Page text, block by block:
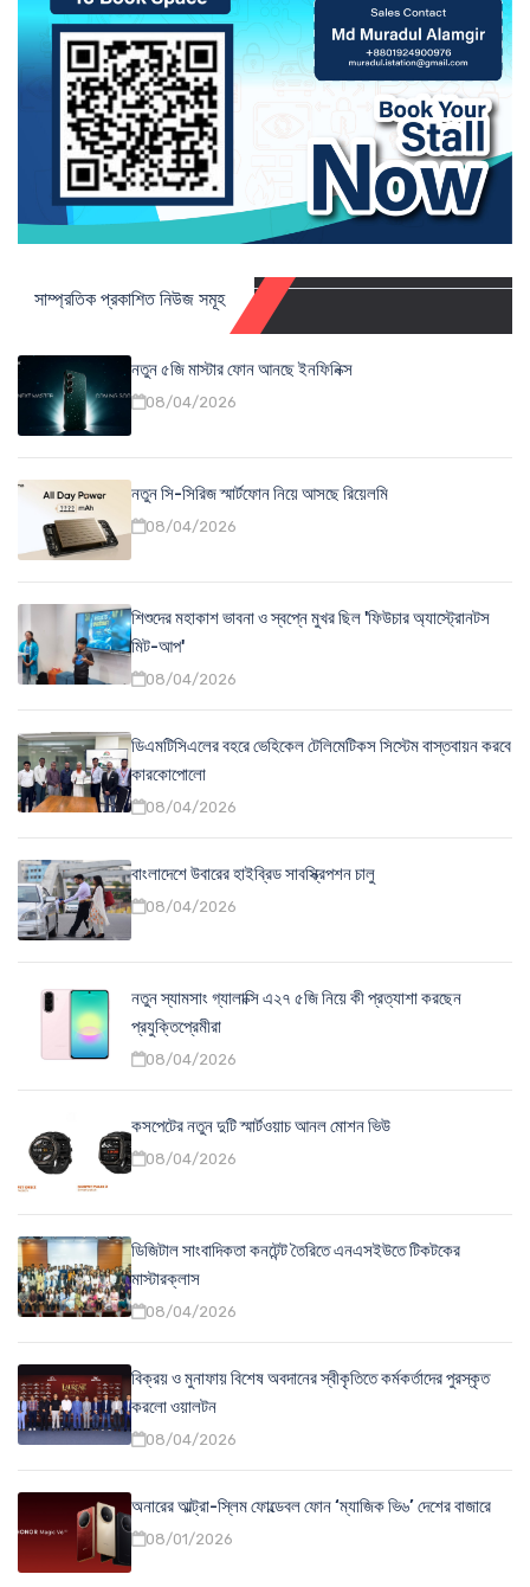
সাম্প্রতিক প্রকাশিত নিউজ সমূহ
নতুন ৫জি মাস্টার ফোন আনছে ইনফিনিক্স
08/04/2026
নতুন সি-সিরিজ স্মার্টফোন নিয়ে আসছে রিয়েলমি
08/04/2026
শিশুদের মহাকাশ ভাবনা ও স্বপ্নে মুখর ছিল 'ফিউচার অ্যাস্ট্রোনটস
মিট-আপ'
08/04/2026
ডিএমটিসিএলের বহরে ভেহিকেল টেলিমেটিকস সিস্টেম বাস্তবায়ন করবে
কারকোপোলো
08/04/2026
বাংলাদেশে উবারের হাইব্রিড সাবস্ক্রিপশন চালু
08/04/2026
নতুন স্যামসাং গ্যালাক্সি এ২৭ ৫জি নিয়ে কী প্রত্যাশা করছেন
প্রযুক্তিপ্রেমীরা
08/04/2026
কসপেটের নতুন দুটি স্মার্টওয়াচ আনল মোশন ভিউ
08/04/2026
ডিজিটাল সাংবাদিকতা কনটেন্ট তৈরিতে এনএসইউতে টিকটকের
মাস্টারক্লাস
08/04/2026
বিক্রয় ও মুনাফায় বিশেষ অবদানের স্বীকৃতিতে কর্মকর্তাদের পুরস্কৃত
করলো ওয়ালটন
08/04/2026
অনারের আল্ট্রা-স্লিম ফোল্ডেবল ফোন ‘ম্যাজিক ভি৬’ দেশের বাজারে
08/01/2026